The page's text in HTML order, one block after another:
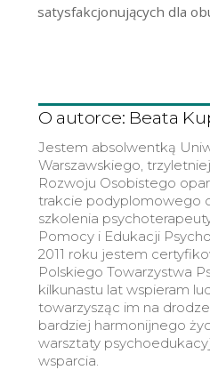
satysfakcjonujących dla
O autorce: Beata
Jestem absolwentką
Warszawskiego,
Rozwoju Osobistego
trakcie podyplomowego
szkolenia
Pomocy i Edukacji
2011 roku jestem
Polskiego Towarzystwa
kilkunastu lat wspieram
towarzysząc im na
bardziej harmonijnego
warsztaty
wsparcia.